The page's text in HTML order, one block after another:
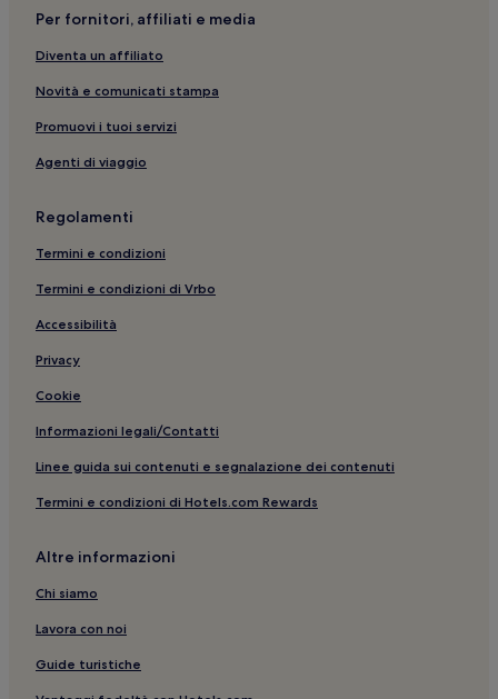
Per fornitori, affiliati e media
Diventa un affiliato
Novità e comunicati stampa
Promuovi i tuoi servizi
Agenti di viaggio
Regolamenti
Termini e condizioni
Termini e condizioni di Vrbo
Accessibilità
Privacy
Cookie
Informazioni legali/Contatti
Linee guida sui contenuti e segnalazione dei contenuti
Termini e condizioni di Hotels.com Rewards
Altre informazioni
Chi siamo
Lavora con noi
Guide turistiche